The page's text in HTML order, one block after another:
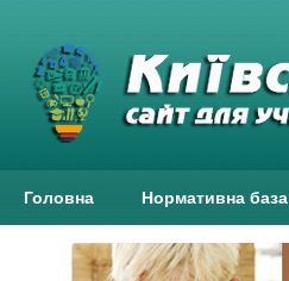
Головна Нормативна база